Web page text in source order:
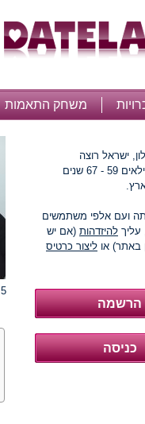
משחק התאמות
ישראל רוצה
להכיר גבר בגילאים 59 - 67 שנים
ועם אלפי משתמשים
להיזדהות (אם יש
באתר) או ליצור כרטיס
5 תמונות